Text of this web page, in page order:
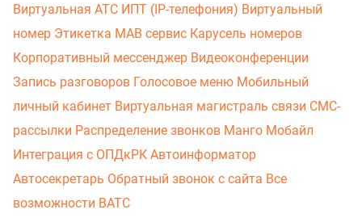
Виртуальная АТС ИПТ (IP-телефония) Виртуальный
номер Этикетка МАВ сервис Карусель номеров
Корпоративный мессенджер Видеоконференции
Запись разговоров Голосовое меню Мобильный
личный кабинет Виртуальная магистраль связи СМС-
рассылки Распределение звонков Манго Мобайл
Интеграция с ОПДкРК Автоинформатор
Автосекретарь Обратный звонок с сайта Все
возможности ВАТС